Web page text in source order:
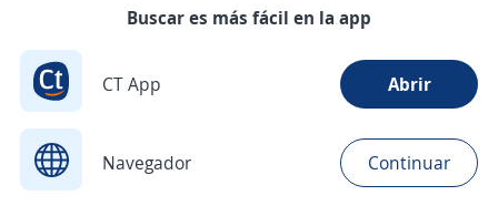
Buscar es más fácil en la app
CT App Abrir
Navegador Continuar